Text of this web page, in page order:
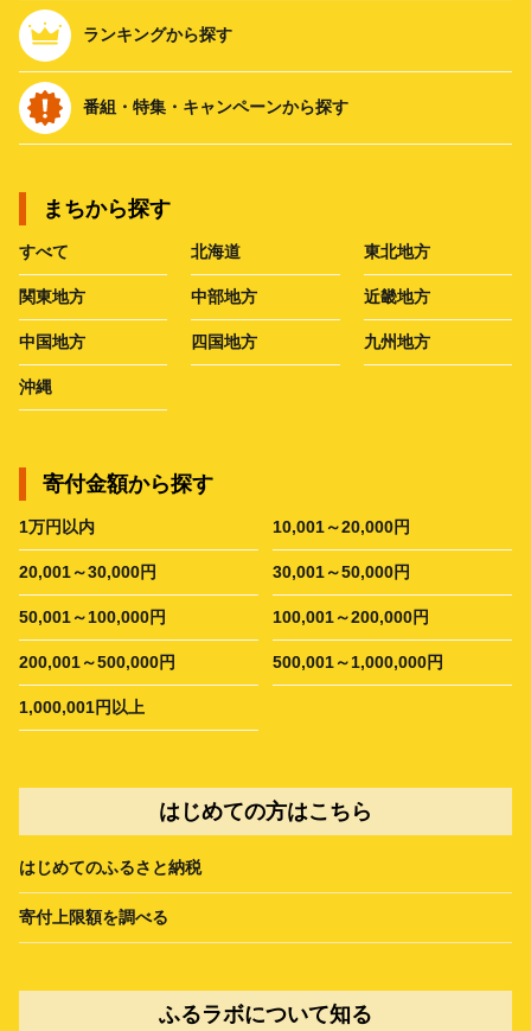
ランキングから探す
番組・特集・キャンペーンから探す
まちから探す
すべて 北海道 東北地方
関東地方 中部地方 近畿地方
中国地方 四国地方 九州地方
沖縄
寄付金額から探す
1万円以内 10,001～20,000円
20,001～30,000円 30,001～50,000円
50,001～100,000円 100,001～200,000円
200,001～500,000円 500,001～1,000,000円
1,000,001円以上
はじめての方はこちら
はじめてのふるさと納税
寄付上限額を調べる
ふるラボについて知る